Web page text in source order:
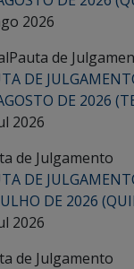
2026
Pauta de
DE
DE 2026
2026
de Julgamento
DE
DE 2026
2026
de Julgamento